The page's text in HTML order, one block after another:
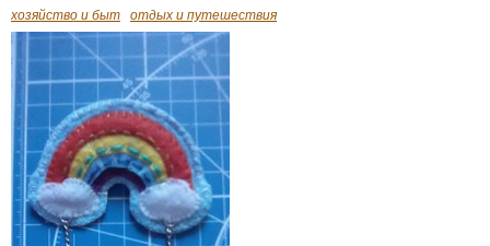
хозяйство и быт отдых и путешествия